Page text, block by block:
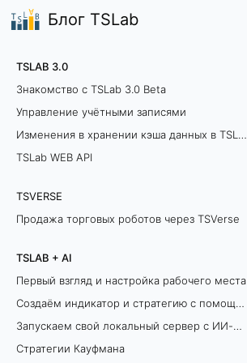
Блог TSLab
TSLAB 3.0
Знакомство с TSLab 3.0 Beta
Управление учётными записями
Изменения в хранении кэша данных в TSLab 3.0
TSLab WEB API
TSVERSE
Продажа торговых роботов через TSVerse
TSLAB + AI
Первый взгляд и настройка рабочего места
Создаём индикатор и стратегию с помощью ИИ
Запускаем свой локальный сервер с ИИ-моделью
Стратегии Кауфмана